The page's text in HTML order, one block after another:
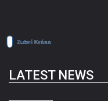
LATEST NEWS